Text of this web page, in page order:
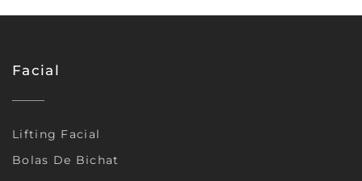
Facial
Lifting Facial
Bolas De Bichat